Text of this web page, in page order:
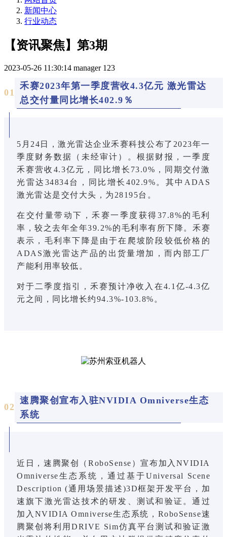
新闻中心
行业动态
【资讯聚焦】第3期
2023-05-26 11:30:14 manager 123
01
禾赛2023年第一季度营收4.3亿元 激光雷达
总交付量同比增长402.9％
5月24日，激光雷达企业禾赛科技公布了2023年一
季度财务数据（未经审计）。根据财报，一季度
禾赛营收4.3亿元，同比增长73.0%，同期交付激
光雷达34834台，同比增长402.9%。其中ADAS
激光雷达是交付大头，为28195台。
在交付量带动下，禾赛一季度获得37.8%的毛利
率，较之去年全年39.2%的毛利率有所下降。禾赛
表示，毛利率下降是由于在爬坡阶段较低价格的
ADAS激光雷达产品的出货量增加，而内部工厂
产能利用率较低。
对于二季度指引，禾赛预计净收入在4.1亿-4.3亿
元之间，同比增长约94.3%-103.8%。
02
速腾聚创宣布入驻NVIDIA Omniverse生态
系统
近日，速腾聚创（RoboSense）宣布加入NVIDIA
Omniverse生态系统，通过基于Universal Scene
Description (通用场景描述)3D框架开发平台，加
速旗下激光雷达技术的研发、测试和验证。通过
加入NVIDIA Omniverse生态系统，RoboSense速
腾聚创将利用DRIVE Sim仿真平台测试和验证激